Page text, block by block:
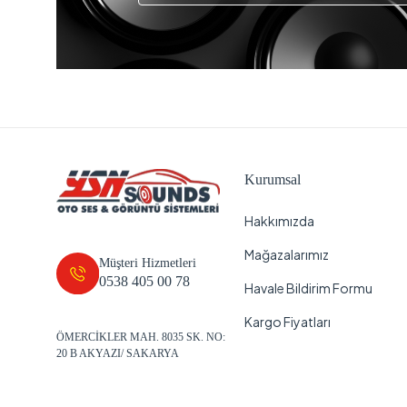
Müşteri Hizmetleri
0538 405 00 78
ÖMERCİKLER MAH. 8035 SK. NO:
20 B AKYAZI/ SAKARYA
Kurumsal
Hakkımızda
Mağazalarımız
Havale Bildirim Formu
Kargo Fiyatları